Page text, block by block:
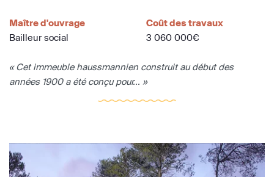
Maître d'ouvrage
Bailleur social
Coût des travaux
3 060 000€
« Cet immeuble haussmannien construit au début des
années 1900 a été conçu pour... »